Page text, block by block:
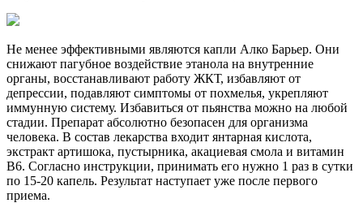
Не менее эффективными являются капли Алко Барьер. Они
снижают пагубное воздействие этанола на внутренние
органы, восстанавливают работу ЖКТ, избавляют от
депрессии, подавляют симптомы от похмелья, укрепляют
иммунную систему. Избавиться от пьянства можно на любой
стадии. Препарат абсолютно безопасен для организма
человека. В состав лекарства входит янтарная кислота,
экстракт артишока, пустырника, акациевая смола и витамин
В6. Согласно инструкции, принимать его нужно 1 раз в сутки
по 15-20 капель. Результат наступает уже после первого
приема.